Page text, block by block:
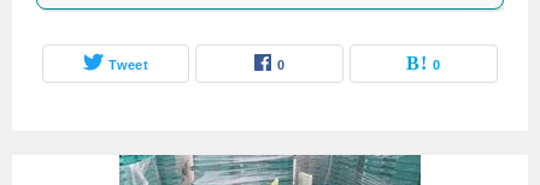
Tweet 0 0